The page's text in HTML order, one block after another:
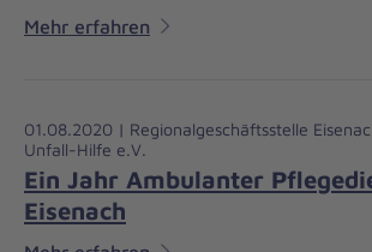
Mehr erfahren
01.08.2020 | Regionalgeschäftsstelle
Unfall-Hilfe e.V.
Ein Jahr Ambulanter
Eisenach